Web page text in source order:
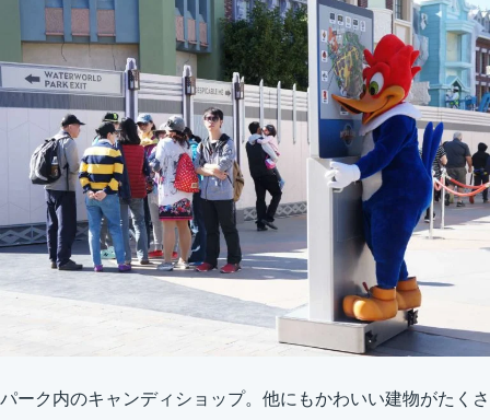
パーク内のキャンディショップ。他にもかわいい建物がたくさ